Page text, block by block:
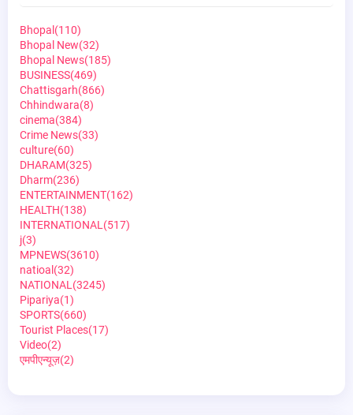
Bhopal (110)
Bhopal New(32)
Bhopal News(185)
BUSINESS(469)
Chattisgarh(866)
Chhindwara(8)
cinema(384)
Crime News(33)
culture(60)
DHARAM(325)
Dharm(236)
ENTERTAINMENT(162)
HEALTH(138)
INTERNATIONAL (517)
j(3)
MPNEWS(3610)
natioal (32)
NATIONAL (3245)
Pipariya(1)
SPORTS(660)
Tourist Places(17)
Video(2)
एमपीएन्यूज़(2)